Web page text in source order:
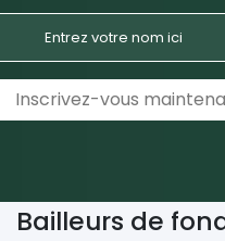
Bailleurs de